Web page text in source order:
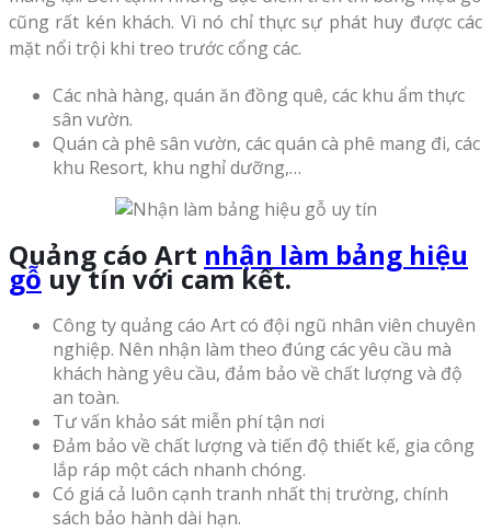
cũng rất kén khách. Vì nó chỉ thực sự phát huy được các
mặt nổi trội khi treo trước cổng các.
Các nhà hàng, quán ăn đồng quê, các khu ẩm thực
sân vườn.
Quán cà phê sân vườn, các quán cà phê mang đi, các
khu Resort, khu nghỉ dưỡng,…
Quảng cáo Art nhận làm bảng hiệu
gỗ uy tín với cam kết.
Công ty quảng cáo Art có đội ngũ nhân viên chuyên
nghiệp. Nên nhận làm theo đúng các yêu cầu mà
khách hàng yêu cầu, đảm bảo về chất lượng và độ
an toàn.
Tư vấn khảo sát miễn phí tận nơi
Đảm bảo về chất lượng và tiến độ thiết kế, gia công
lắp ráp một cách nhanh chóng.
Có giá cả luôn cạnh tranh nhất thị trường, chính
sách bảo hành dài hạn.